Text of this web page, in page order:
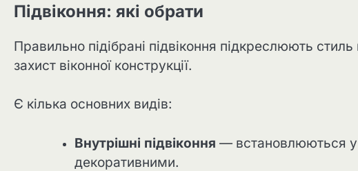
Підвіконня: які обрати
Правильно підібрані підвіконня підкреслюють
захист віконної конструкції.
Є кілька основних видів:
Внутрішні підвіконня — встановлюються
декоративними.